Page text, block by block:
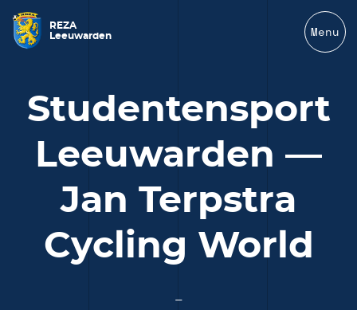
REZA
Leeuwarden
Menu
Studentensport
Leeuwarden —
Jan Terpstra
Cycling World
—